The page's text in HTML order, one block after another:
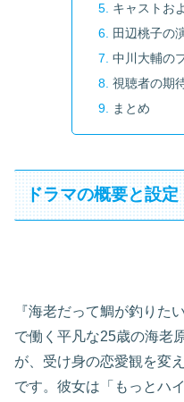
キャストお
田辺桃子の
中川大輔の
視聴者の期
まとめ
ドラマの概要と設定
『海老だって鯛が釣りた
で働く平凡な25歳の海老
が、受け身の恋愛観を変
です。彼女は「もっとハ